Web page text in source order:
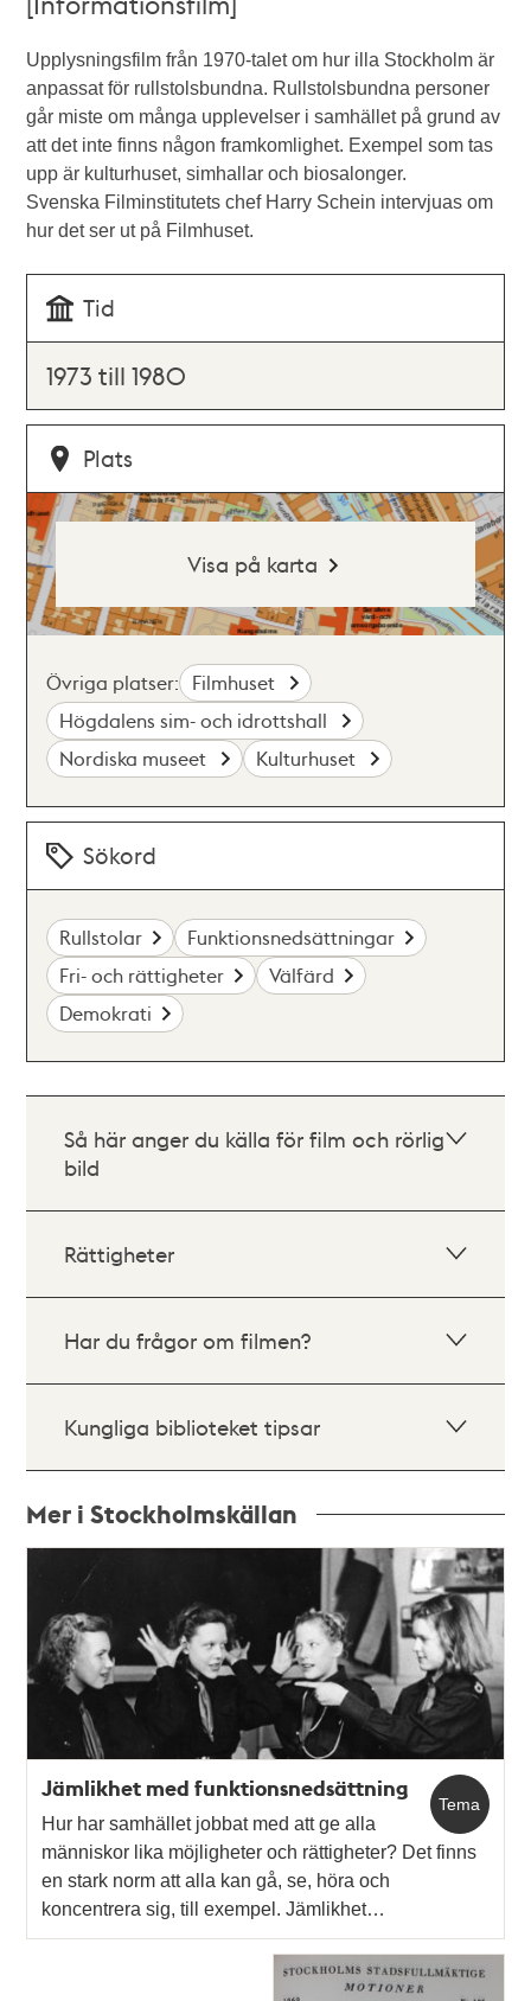
Upplysningsfilm från 1970-talet om hur illa Stockholm är
anpassat för rullstolsbundna. Rullstolsbundna personer
går miste om många upplevelser i samhället på grund av
att det inte finns någon framkomlighet. Exempel som tas
upp är kulturhuset, simhallar och biosalonger.
Svenska Filminstitutets chef Harry Schein intervjuas om
hur det ser ut på Filmhuset.
Tid
1973 till 1980
Plats
Visa på karta
Övriga platser: Filmhuset
Högdalens sim- och idrottshall
Nordiska museet
Kulturhuset
Sökord
Rullstolar
Funktionsnedsättningar
Fri- och rättigheter
Välfärd
Demokrati
Så här anger du källa för film och rörlig
bild
Rättigheter
Har du frågor om filmen?
Kungliga biblioteket tipsar
Mer i Stockholmskällan
och
teman
Tema
Jämlikhet med funktionsnedsättning
Hur har samhället jobbat med att ge alla
människor lika möjligheter och rättigheter? Det finns
en stark norm att alla kan gå, se, höra och
koncentrera sig, till exempel. Jämlikhet…